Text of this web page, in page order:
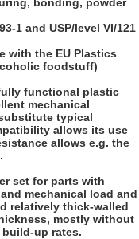
1 and USP/level VI/121
with the EU Plastics
foodstuff)
functional plastic
mechanical
typical
allows its use
allows e.g. the
set for parts with
mechanical load and
relatively thick-walled
mostly without
up rates.